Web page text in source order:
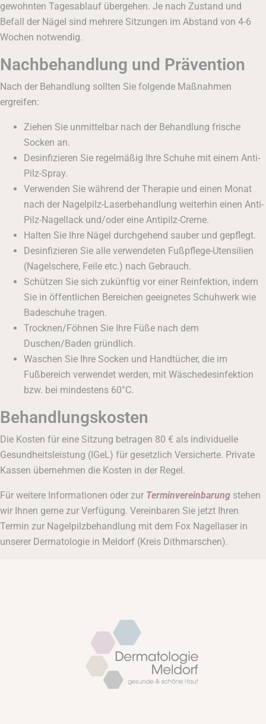
gewohnten Tagesablauf übergehen. Je nach Zustand und
Befall der Nägel sind mehrere Sitzungen im Abstand von 4-6
Wochen notwendig.
Nachbehandlung und Prävention
Nach der Behandlung sollten Sie folgende Maßnahmen
ergreifen:
Ziehen Sie unmittelbar nach der Behandlung frische
Socken an.
Desinfizieren Sie regelmäßig Ihre Schuhe mit einem Anti-
Pilz-Spray.
Verwenden Sie während der Therapie und einen Monat
nach der Nagelpilz-Laserbehandlung weiterhin einen Anti-
Pilz-Nagellack und/oder eine Antipilz-Creme.
Halten Sie Ihre Nägel durchgehend sauber und gepflegt.
Desinfizieren Sie alle verwendeten Fußpflege-Utensilien
(Nagelschere, Feile etc.) nach Gebrauch.
Schützen Sie sich zukünftig vor einer Reinfektion, indem
Sie in öffentlichen Bereichen geeignetes Schuhwerk wie
Badeschuhe tragen.
Trocknen/Föhnen Sie Ihre Füße nach dem
Duschen/Baden gründlich.
Waschen Sie Ihre Socken und Handtücher, die im
Fußbereich verwendet werden, mit Wäschedesinfektion
bzw. bei mindestens 60°C.
Behandlungskosten
Die Kosten für eine Sitzung betragen 80 € als individuelle
Gesundheitsleistung (IGeL) für gesetzlich Versicherte. Private
Kassen übernehmen die Kosten in der Regel.
Für weitere Informationen oder zur Terminvereinbarung stehen
wir Ihnen gerne zur Verfügung. Vereinbaren Sie jetzt Ihren
Termin zur Nagelpilzbehandlung mit dem Fox Nagellaser in
unserer Dermatologie in Meldorf (Kreis Dithmarschen).